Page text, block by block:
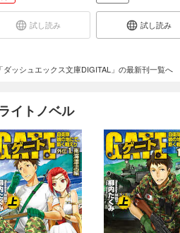
試し読み 試し読み
「ダッシュエックス文庫DIGITAL」の最新刊一覧へ
イトノベル